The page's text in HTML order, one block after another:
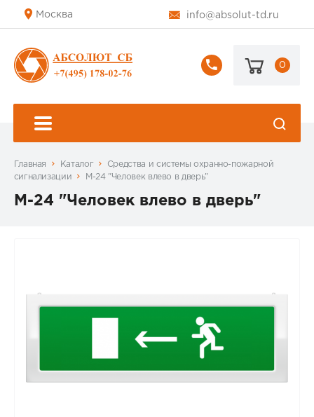
Москва info@absolut-td.ru
+7
178-
0
Главная Каталог
Средства и системы охранно-пожарной
сигнализации
М-24 "Человек влево в дверь"
М-24 "Человек влево в дверь"